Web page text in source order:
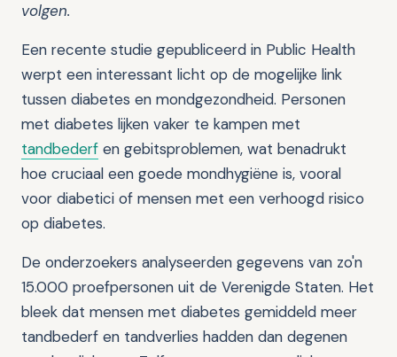
volgen.
Een recente studie gepubliceerd in Public Health
werpt een interessant licht op de mogelijke link
tussen diabetes en mondgezondheid. Personen
met diabetes lijken vaker te kampen met
tandbederf en gebitsproblemen, wat benadrukt
hoe cruciaal een goede mondhygiëne is, vooral
voor diabetici of mensen met een verhoogd risico
op diabetes.
De onderzoekers analyseerden gegevens van zo'n
15.000 proefpersonen uit de Verenigde Staten. Het
bleek dat mensen met diabetes gemiddeld meer
tandbederf en tandverlies hadden dan degenen